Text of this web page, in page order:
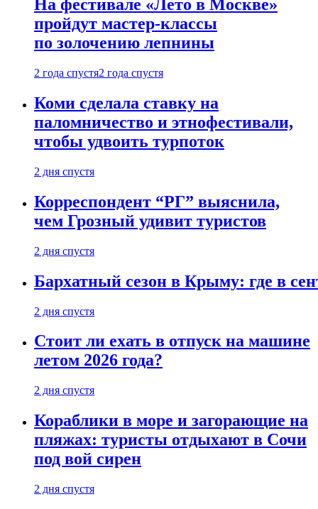
На фестивале «Лето в Москве»
пройдут мастер-классы
по золочению лепнины
2 года спустя2 года спустя
Коми сделала ставку на
паломничество и этнофестивали,
чтобы удвоить турпоток
2 дня спустя
Корреспондент “РГ” выяснила,
чем Грозный удивит туристов
2 дня спустя
Бархатный сезон в Крыму: где в
2 дня спустя
Стоит ли ехать в отпуск на машине
летом 2026 года?
2 дня спустя
Кораблики в море и загорающие на
пляжах: туристы отдыхают в Сочи
под вой сирен
2 дня спустя